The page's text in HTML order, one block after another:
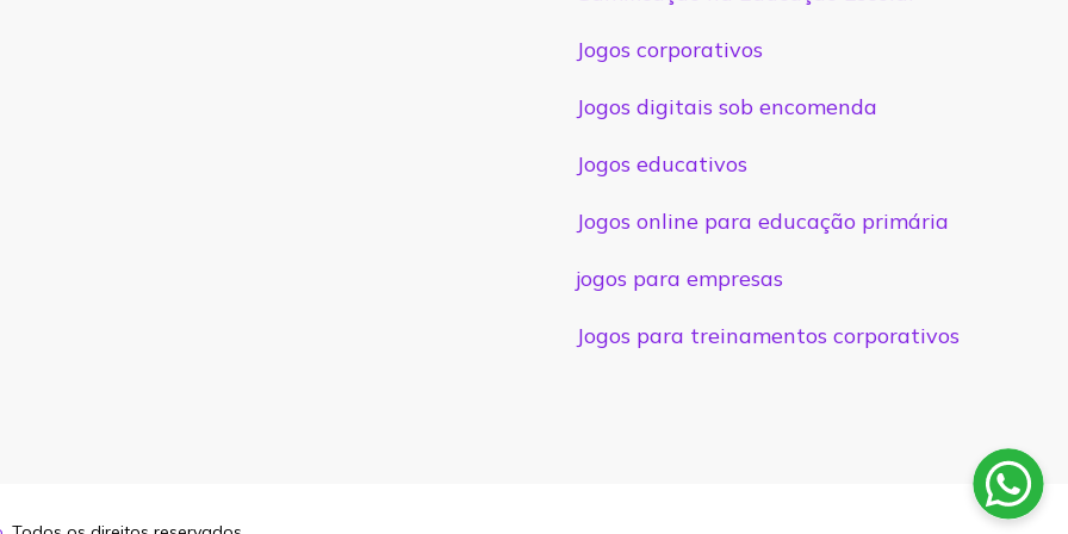
Jogos corporativos
Jogos digitais sob encomenda
Jogos educativos
Jogos online para educação primária
jogos para empresas
Jogos para treinamentos corporativos